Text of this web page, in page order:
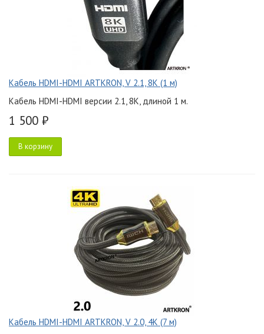
Кабель HDMI-HDMI ARTKRON, V 2.1, 8K (1 м)
Кабель HDMI-HDMI версии 2.1, 8K, длиной 1 м.
1 500 ₽
В корзину
Кабель HDMI-HDMI ARTKRON, V 2.0, 4K (7 м)